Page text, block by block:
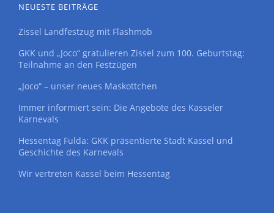
NEUESTE BEITRÄGE
Zissel Landfestzug mit Flashmob
GKK und „Joco“ gratulieren Zissel zum 100. Geburtstag:
Teilnahme an den Festzügen
„Joco“ – unser neues Maskottchen
Immer informiert sein: Die Angebote des Kasseler
Karnevals
Hessentag Fulda: GKK präsentierte Stadt Kassel und
Geschichte des Karnevals
Wir vertreten Kassel beim Hessentag